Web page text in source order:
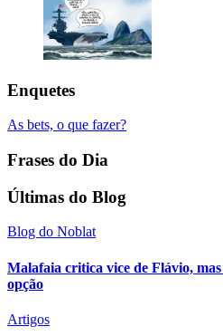
Enquetes
As bets, o que fazer?
Frases do Dia
Últimas do Blog
Blog do Noblat
Malafaia critica vice de Flávio,
opção
Artigos